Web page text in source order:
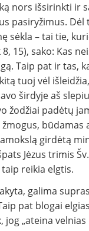
nors išsi­rinkti ir
pasiryžimus. Dėl
sėkla – tai tie,
15), sako: Kas
Taip pat ir tas,
tuoj vėl
širdyje aš
žodžiai padėtų
gir­dėtą
Jėzus trimis
reikia elgtis.
galima
pat blo­gai
jog „ateina